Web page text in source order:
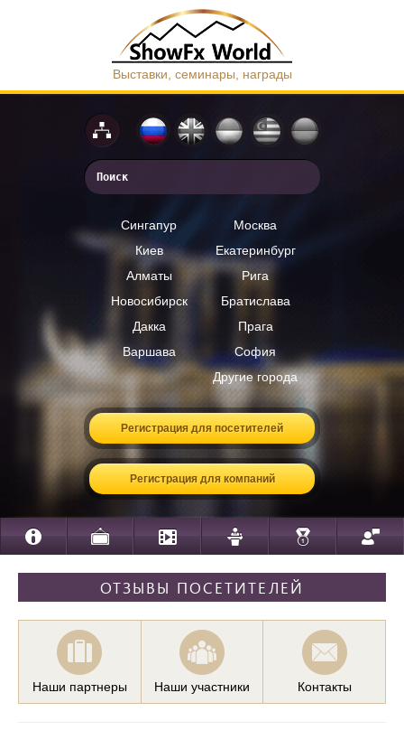
Выставки, семинары, награды
Сингапур
Москва
Киев
Екатеринбург
Алматы
Рига
Новосибирск
Братислава
Дакка
Прага
Варшава
София
Другие города
Регистрация для посетителей
Регистрация для компаний
ОТЗЫВЫ ПОСЕТИТЕЛЕЙ
Наши партнеры Наши участники Контакты